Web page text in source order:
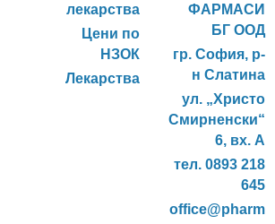
лекарства
Цени по
НЗОК
Лекарства
ФАРМАСИ
БГ ООД
гр. София, р-
н Слатина
ул. „Христо
Смирненски“
6, вх. А
тел. 0893 218
645
office@pharm